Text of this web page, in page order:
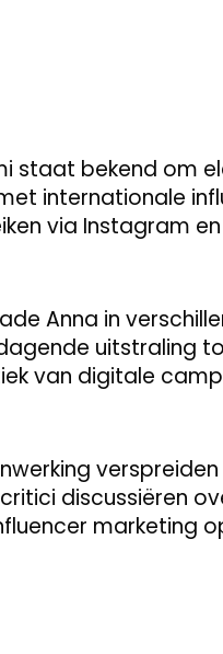
staat bekend om
internationale
via Instagram
Anna in
uitstraling
van digitale
discussiëren
marketing